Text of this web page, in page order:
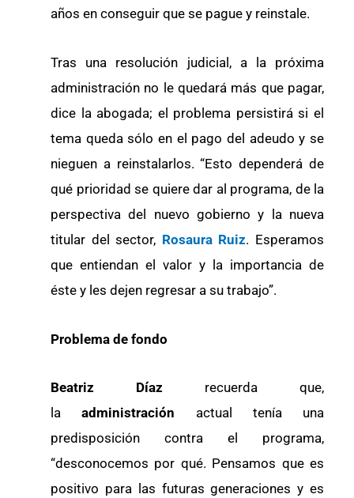
años en conseguir que se pague y reinstale.
Tras una resolución judicial, a la próxima
administración no le quedará más que pagar,
dice la abogada; el problema persistirá si el
tema queda sólo en el pago del adeudo y se
nieguen a reinstalarlos. “Esto dependerá de
qué prioridad se quiere dar al programa, de la
perspectiva del nuevo gobierno y la nueva
titular del sector, Rosaura Ruiz. Esperamos
que entiendan el valor y la importancia de
éste y les dejen regresar a su trabajo”.
Problema de fondo
Beatriz Díaz recuerda que,
laadministración actual tenía una
predisposición contra el programa,
“desconocemos por qué. Pensamos que es
positivo para las futuras generaciones y es